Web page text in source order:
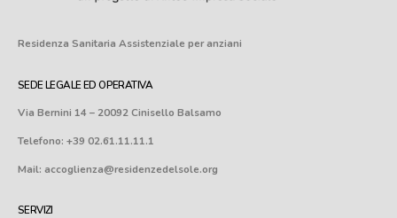
Residenza Sanitaria Assistenziale per anziani
SEDE LEGALE ED OPERATIVA
Via Bernini 14 – 20092 Cinisello Balsamo
Telefono: +39 02.61.11.11.1
Mail: accoglienza@residenzedelsole.org
SERVIZI